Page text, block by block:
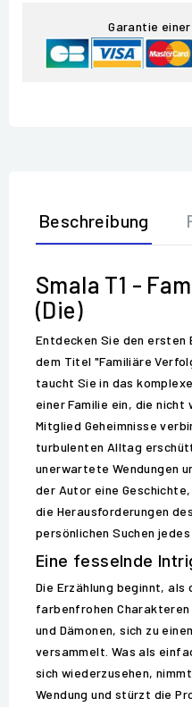
Garantie
Beschreibung
Smala T1 -
(Die)
Entdecken Sie den ersten
dem Titel "Familiäre
taucht Sie in das
einer Familie ein, die
Mitglied Geheimnisse
turbulenten Alltag
unerwartete Wendungen
der Autor eine
die Herausforderungen
persönlichen Suchen
Eine fesselnde
Die Erzählung beginnt, als
farbenfrohen Charakteren
und Dämonen, sich zu
versammelt. Was als
sich wiederzusehen,
Wendung und stürzt die